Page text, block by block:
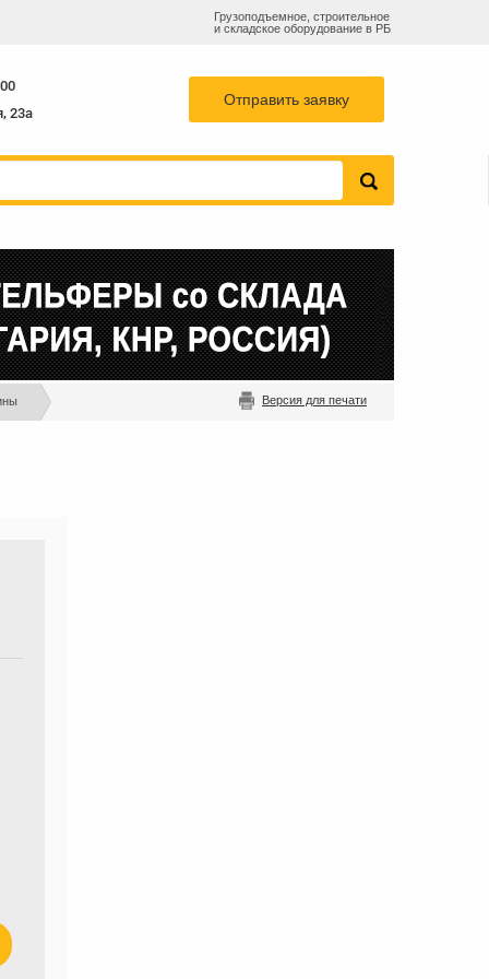
768-82-73 info@b-k-s.by
Грузоподъемное, строительное
и складское оборудование в РБ
23а
Отправить заявку
Версия для печати